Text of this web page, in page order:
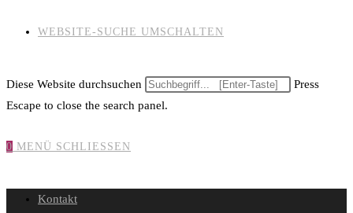
WEBSITE-SUCHE UMSCHALTEN
Diese Website durchsuchen
Press
Escape to close the search panel.
0 MENÜ SCHLIESSEN
Kontakt